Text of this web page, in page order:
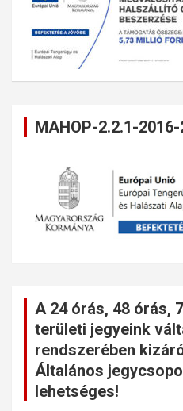
MAHOP-2.2.1-
A 24 órás, 48 órás,
területi jegyeink
rendszerében
Általános
lehetséges!